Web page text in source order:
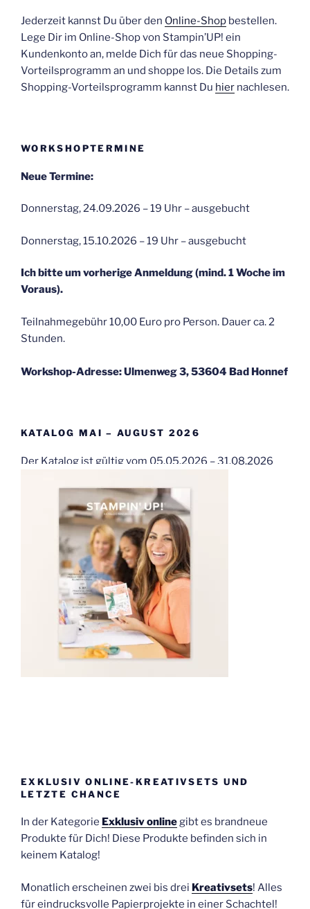
Jederzeit kannst Du über den Online-Shop bestellen.
Lege Dir im Online-Shop von Stampin’UP! ein
Kundenkonto an, melde Dich für das neue Shopping-
Vorteilsprogramm an und shoppe los. Die Details zum
Shopping-Vorteilsprogramm kannst Du hier nachlesen.
WORKSHOPTERMINE
Neue Termine:
Donnerstag, 24.09.2026 – 19 Uhr – ausgebucht
Donnerstag, 15.10.2026 – 19 Uhr – ausgebucht
Ich bitte um vorherige Anmeldung (mind. 1 Woche im
Voraus).
Teilnahmegebühr 10,00 Euro pro Person. Dauer ca. 2
Stunden.
Workshop-Adresse: Ulmenweg 3, 53604 Bad Honnef
KATALOG MAI – AUGUST 2026
Der Katalog ist gültig vom 05.05.2026 – 31.08.2026
EXKLUSIV ONLINE-KREATIVSETS UND
LETZTE CHANCE
In der Kategorie Exklusiv onlinegibt es brandneue
Produkte für Dich! Diese Produkte befinden sich in
keinem Katalog!
Monatlich erscheinen zwei bis drei Kreativsets! Alles
für eindrucksvolle Papierprojekte in einer Schachtel!